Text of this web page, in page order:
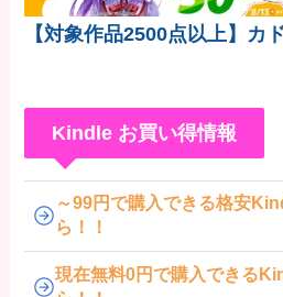
【対象作品2500点以上】カ
Kindle お買い得情報
～99円で購入できる格安
ら！！
現在無料0円で購入できる